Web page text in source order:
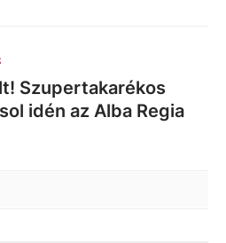
Szupertakarékos
idén az Alba Regia